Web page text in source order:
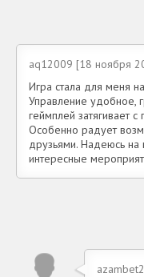
aq12009 [18 ноября
Игра стала для меня
Управление удобное,
геймплей затягивает
Особенно радует
друзьями. Надеюсь
интересные